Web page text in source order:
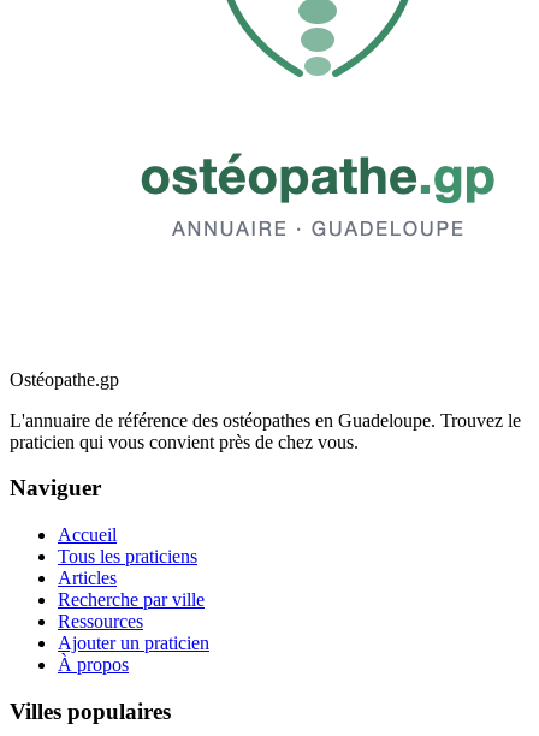
Ostéopathe.gp
L'annuaire de référence des ostéopathes en Guadeloupe. Trouvez le
praticien qui vous convient près de chez vous.
Naviguer
Accueil
Tous les praticiens
Articles
Recherche par ville
Ressources
Ajouter un praticien
À propos
Villes populaires